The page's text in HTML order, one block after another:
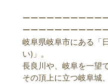
ーーーーーーーーーー
ーーーーーーーーーー
岐阜県岐阜市にある「
い)」。
長良川や、岐阜を一望
その頂上に立つ岐阜城